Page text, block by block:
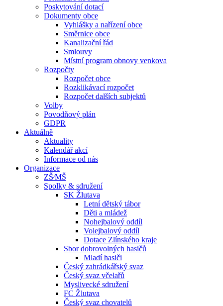
Poskytování dotací
Dokumenty obce
Vyhlášky a nařízení obce
Směrnice obce
Kanalizační řád
Smlouvy
Místní program obnovy venkova
Rozpočty
Rozpočet obce
Rozklikávací rozpočet
Rozpočet dalších subjektů
Volby
Povodňový plán
GDPR
Aktuálně
Aktuality
Kalendář akcí
Informace od nás
Organizace
ZŠ⁄MŠ
Spolky & sdružení
SK Žlutava
Letní dětský tábor
Děti a mládež
Nohejbalový oddíl
Volejbalový oddíl
Dotace Zlínského kraje
Sbor dobrovolných hasičů
Mladí hasiči
Český zahrádkářský svaz
Český svaz včelařů
Myslivecké sdružení
FC Žlutava
Český svaz chovatelů